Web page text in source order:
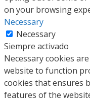
on your browsing
Necessary
Necessary
Siempre activado
Necessary cookies
website to function
cookies that ensures
features of the